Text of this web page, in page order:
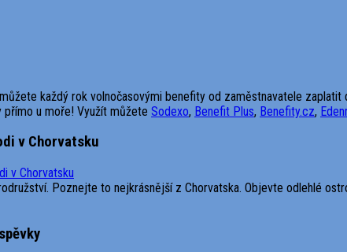
každý rok volnočasovými benefity od zaměstnavatele zaplatit
přímo u moře! Využít můžete Sodexo, Benefit Plus, Benefity.cz,
v Chorvatsku
Poznejte to nejkrásnější z Chorvatska. Objevte odlehlé